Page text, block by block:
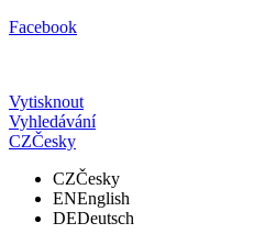
Facebook
Vytisknout
Vyhledávání
CZČesky
CZČesky
ENEnglish
DEDeutsch